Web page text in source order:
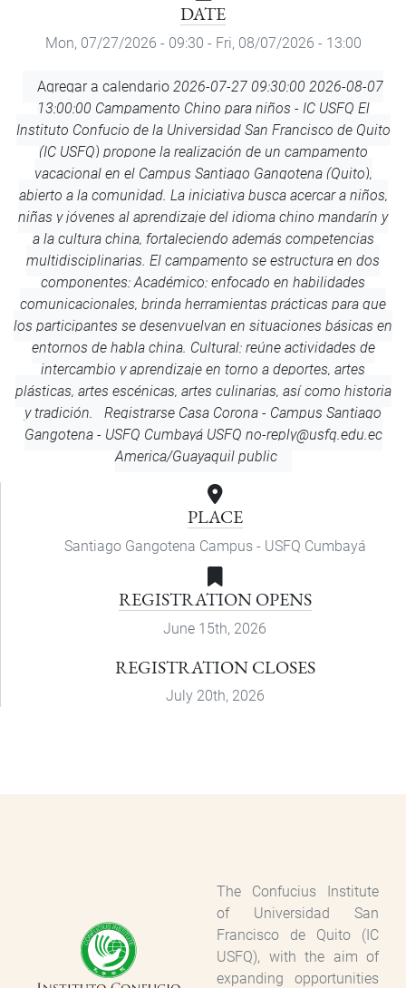
DATE
Mon, 07/27/2026 - 09:30 - Fri, 08/07/2026 - 13:00
Add
Calendar
Agregar a calendario 2026-07-27 09:30:00 2026-08-07
13:00:00 Campamento Chino para niños - IC USFQ El
Instituto Confucio de la Universidad San Francisco de Quito
(IC USFQ) propone la realización de un campamento
vacacional en el Campus Santiago Gangotena (Quito),
abierto a la comunidad. La iniciativa busca acercar a niños,
niñas y jóvenes al aprendizaje del idioma chino mandarín y
a la cultura china, fortaleciendo además competencias
multidisciplinarias. El campamento se estructura en dos
componentes: Académico: enfocado en habilidades
comunicacionales, brinda herramientas prácticas para que
los participantes se desenvuelvan en situaciones básicas en
entornos de habla china. Cultural: reúne actividades de
intercambio y aprendizaje en torno a deportes, artes
plásticas, artes escénicas, artes culinarias, así como historia
y tradición. Registrarse Casa Corona - Campus Santiago
Gangotena - USFQ Cumbayá USFQ no-reply@usfq.edu.ec
America/Guayaquil public
PLACE
Santiago Gangotena Campus - USFQ Cumbayá
REGISTRATION OPENS
June 15th, 2026
REGISTRATION CLOSES
July 20th, 2026
The Confucius Institute
of Universidad San
Francisco de Quito (IC
USFQ), with the aim of
expanding opportunities